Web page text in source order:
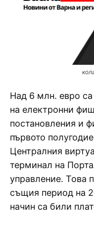
Над 6 млн. евро
на електронни
постановления и
първото
Централния
терминал на
управление. Това
същия период на
начин са били